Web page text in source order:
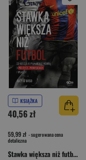
KSIĄŻKA
40,56 zł
59,99 zł - sugerowana cena
detaliczna
Stawka większa niż futbol. Co koszulki piłkarskie mówią o polityce, pieniądzach i władzy?